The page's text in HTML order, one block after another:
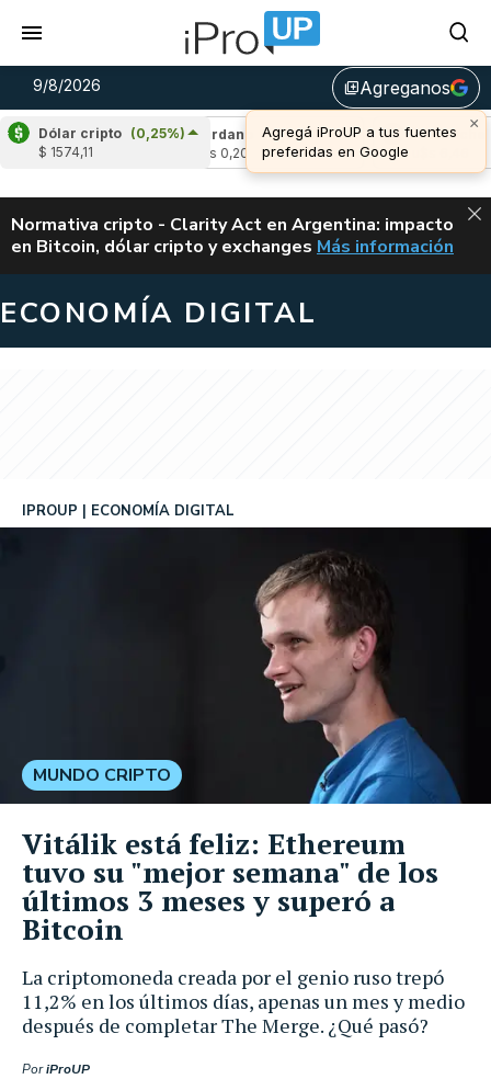
9/8/2026 library_addAgreganos
×
Agregá iProUP a tus fuentes
preferidas en Google
Dólar cripto (0,25%)
$ 1574,11
Cardano (-1,54%)
Avalanche (-
u$s 6,46
ALERTA
Normativa cripto - Clarity Act en Argentina: impacto
en Bitcoin, dólar cripto y exchanges CLARITY ACT EN
Más información
ECONOMÍA DIGITAL
La criptomoneda creada por el genio ruso trepó
11,2% en los últimos días, apenas un mes y medio
después de completar The Merge. ¿Qué pasó?
IPROUP ECONOMÍA DIGITAL
PoriProUP
MUNDO CRIPTO
Vitálik está feliz: Ethereum
tuvo su "mejor semana" de los
últimos 3 meses y superó a
Bitcoin